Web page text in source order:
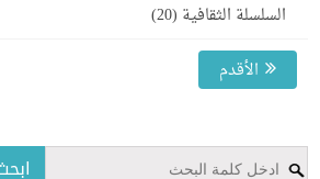
الثقافية (20)
الأقدم